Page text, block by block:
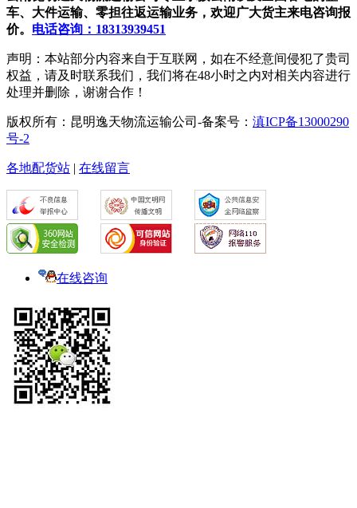
车、大件运输、零担往返运输业务，欢迎广大货主来电咨询报
价。 电话咨询：18313939451
声明：本站部分内容来自于互联网，如在不经意间侵犯了贵司
权益，请及时联系我们，我们将在48小时之内对相关内容进行
处理并删除，谢谢合作！
版权所有：昆明逸天物流运输公司-备案号： 滇ICP备13000290
号-2
各地配货站 | 在线留言
在线咨询